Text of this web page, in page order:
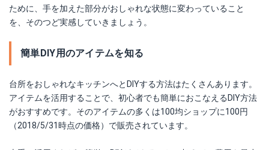
ために、手を加えた部分がおしゃれな状態に変わっていること
を、そのつど実感していきましょう。
簡単DIY用のアイテムを知る
台所をおしゃれなキッチンへとDIYする方法はたくさんあります。
アイテムを活用することで、初心者でも簡単におこなえるDIY方法
がおすすめです。そのアイテムの多くは100均ショップに100円
（2018/5/31時点の価格）で販売されています。